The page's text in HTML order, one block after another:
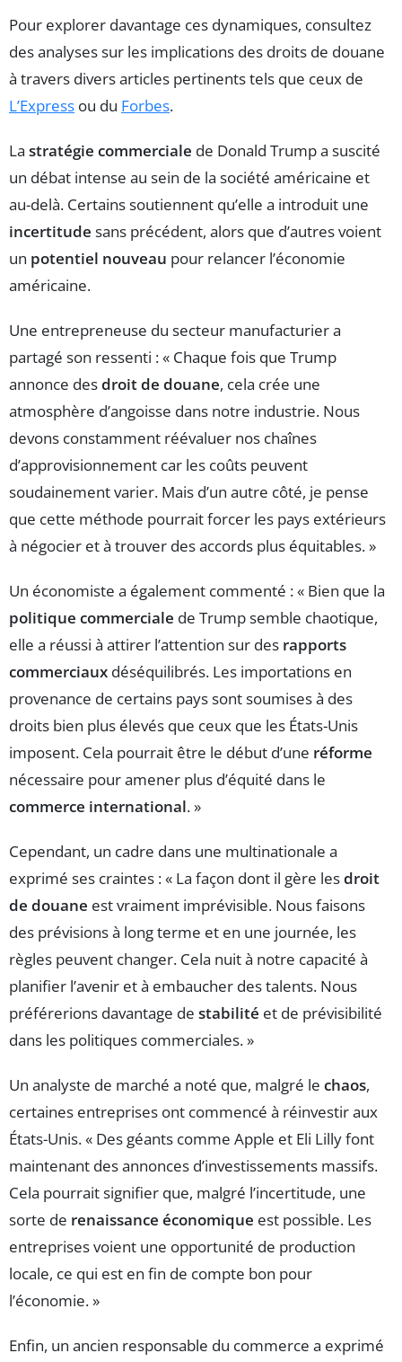
Pour explorer davantage ces dynamiques, consultez
des analyses sur les implications des droits de douane
à travers divers articles pertinents tels que ceux de
L’Express ou du Forbes.
La stratégie commerciale de Donald Trump a suscité
un débat intense au sein de la société américaine et
au-delà. Certains soutiennent qu’elle a introduit une
incertitude sans précédent, alors que d’autres voient
un potentiel nouveau pour relancer l’économie
américaine.
Une entrepreneuse du secteur manufacturier a
partagé son ressenti : « Chaque fois que Trump
annonce desdroit de douane, cela crée une
atmosphère d’angoisse dans notre industrie. Nous
devons constamment réévaluer nos chaînes
d’approvisionnement car les coûts peuvent
soudainement varier. Mais d’un autre côté, je pense
que cette méthode pourrait forcer les pays extérieurs
à négocier et à trouver des accords plus équitables. »
Un économiste a également commenté : « Bien que la
politique commerciale de Trump semble chaotique,
elle a réussi à attirer l’attention sur des rapports
commerciaux déséquilibrés. Les importations en
provenance de certains pays sont soumises à des
droits bien plus élevés que ceux que les États-Unis
imposent. Cela pourrait être le début d’une réforme
nécessaire pour amener plus d’équité dans le
commerce international. »
Cependant, un cadre dans une multinationale a
exprimé ses craintes : « La façon dont il gère lesdroit
de douane est vraiment imprévisible. Nous faisons
des prévisions à long terme et en une journée, les
règles peuvent changer. Cela nuit à notre capacité à
planifier l’avenir et à embaucher des talents. Nous
préférerions davantage de stabilité et de prévisibilité
dans les politiques commerciales. »
Un analyste de marché a noté que, malgré le chaos,
certaines entreprises ont commencé à réinvestir aux
États-Unis. « Des géants comme Apple et Eli Lilly font
maintenant des annonces d’investissements massifs.
Cela pourrait signifier que, malgré l’incertitude, une
sorte de renaissance économique est possible. Les
entreprises voient une opportunité de production
locale, ce qui est en fin de compte bon pour
l’économie. »
Enfin, un ancien responsable du commerce a exprimé